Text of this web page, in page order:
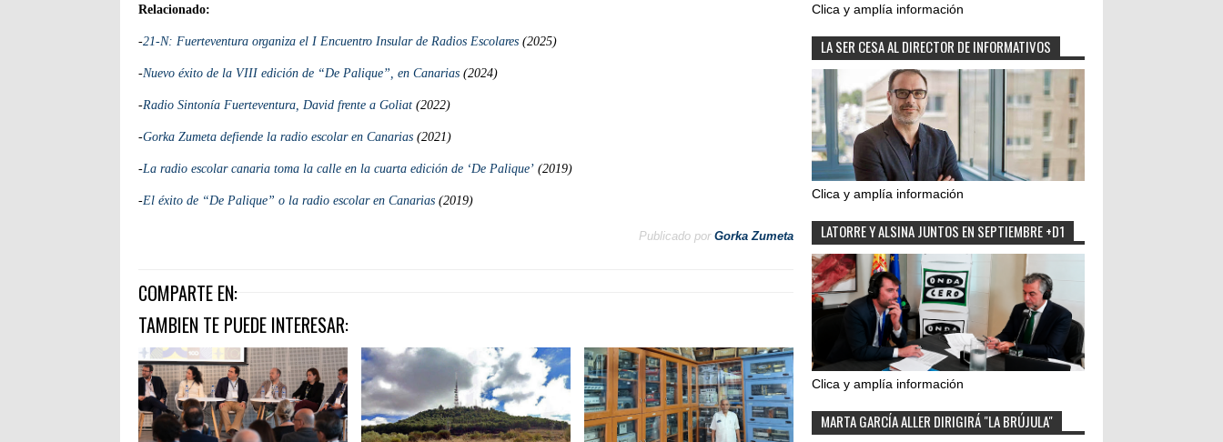
Relacionado:
-21-N: Fuerteventura organiza el I Encuentro Insular de Radios Escolares (2025)
-Nuevo éxito de la VIII edición de “De Palique”, en Canarias (2024)
-Radio Sintonía Fuerteventura, David frente a Goliat (2022)
-Gorka Zumeta defiende la radio escolar en Canarias (2021)
-La radio escolar canaria toma la calle en la cuarta edición de ‘De Palique’ (2019)
-El éxito de “De Palique” o la radio escolar en Canarias (2019)
Publicado por Gorka Zumeta
COMPARTE EN:
TAMBIEN TE PUEDE INTERESAR:
Clica y amplía información
LA SER CESA AL DIRECTOR DE INFORMATIVOS
Clica y amplía información
LATORRE Y ALSINA JUNTOS EN SEPTIEMBRE +D1
Clica y amplía información
MARTA GARCÍA ALLER DIRIGIRÁ "LA BRÚJULA"